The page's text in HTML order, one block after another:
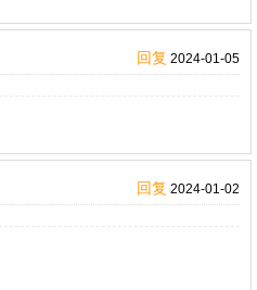
回复 2024-01-05
回复 2024-01-02